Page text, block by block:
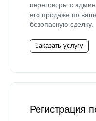
переговоры с
его продаже по
безопасную сделку.
Заказать услугу
Регистрация